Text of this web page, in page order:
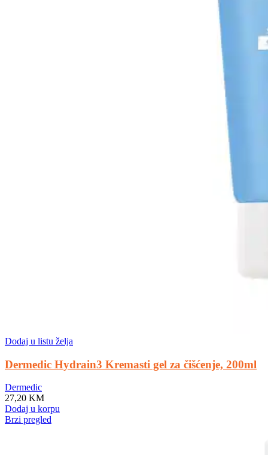
Dodaj u listu želja
Dermedic Hydrain3 Kremasti gel za čišćenje, 200ml
Dermedic
27,20 KM
Dodaj u korpu
Brzi pregled